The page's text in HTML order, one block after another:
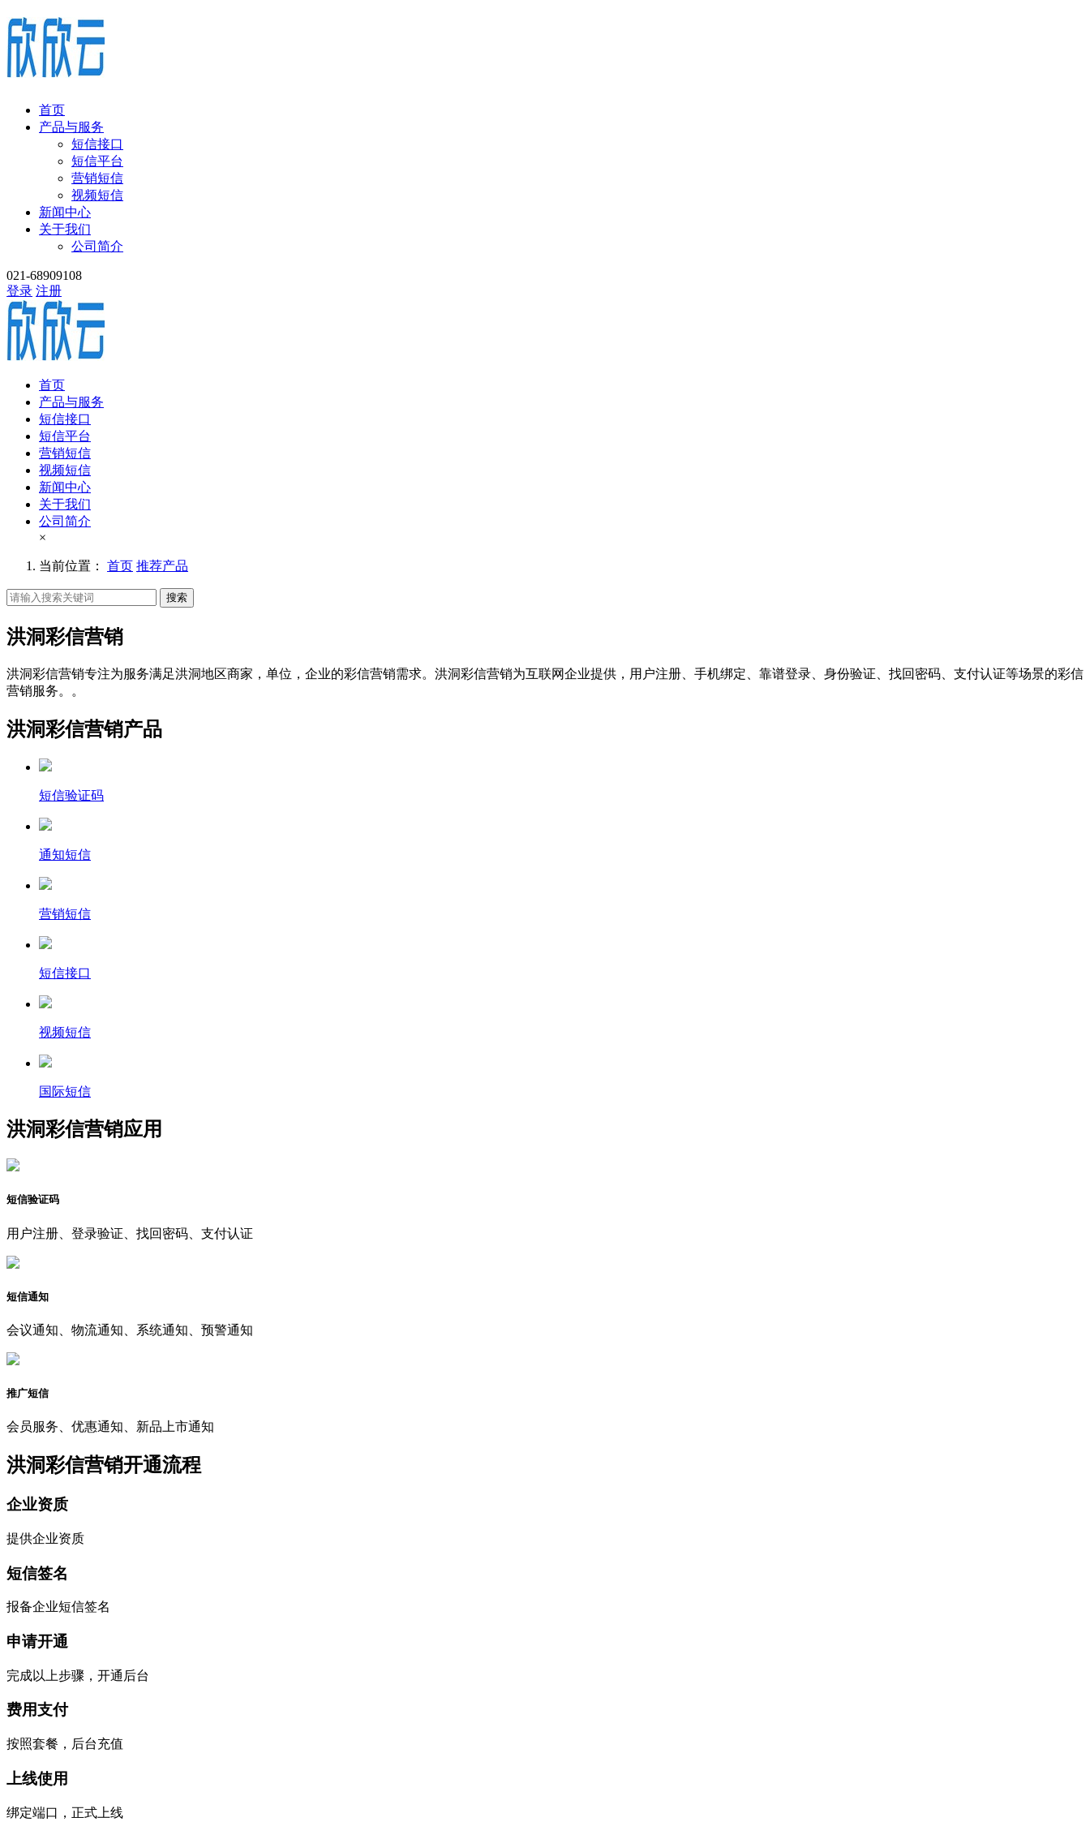
首页
产品与服务
短信接口
短信平台
营销短信
视频短信
新闻中心
关于我们
公司简介
021-68909108
登录 注册
首页
产品与服务
短信接口
短信平台
营销短信
视频短信
新闻中心
关于我们
公司简介
×
当前位置： 首页 推荐产品
搜索
洪洞彩信营销
洪洞彩信营销专注为服务满足洪洞地区商家，单位，企业的彩信营销需求。洪洞彩信营销为互联网企业提供，用户注册、手机绑定、靠谱登录、身份验证、找回密码、支付认证等场景的彩信
营销服务。。
洪洞彩信营销产品
短信验证码
通知短信
营销短信
短信接口
视频短信
国际短信
洪洞彩信营销应用
短信验证码
用户注册、登录验证、找回密码、支付认证
短信通知
会议通知、物流通知、系统通知、预警通知
推广短信
会员服务、优惠通知、新品上市通知
洪洞彩信营销开通流程
企业资质
提供企业资质
短信签名
报备企业短信签名
申请开通
完成以上步骤，开通后台
费用支付
按照套餐，后台充值
上线使用
绑定端口，正式上线